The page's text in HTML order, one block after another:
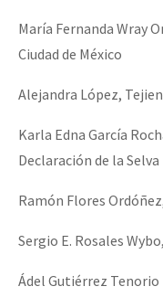
María Fernanda Wray
Ciudad de México
Alejandra López,
Karla Edna García
Declaración de la
Ramón Flores
Sergio E. Rosales
Ádel Gutiérrez Tenorio